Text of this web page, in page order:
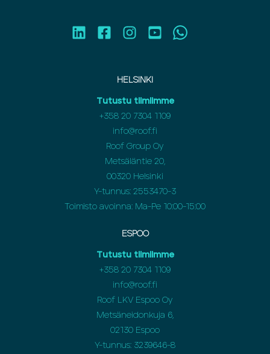
HELSINKI
Tutustu tiimiimme
+358 20 7304 1109
info@roof.fi
Roof Group Oy
Metsäläntie 20,
00320 Helsinki
Y-tunnus: 2553470-3
Toimisto avoinna: Ma-Pe 10:00-15:00
ESPOO
Tutustu tiimiimme
+358 20 7304 1109
info@roof.fi
Roof LKV Espoo Oy
Metsäneidonkuja 6,
02130 Espoo
Y-tunnus: 3239646-8